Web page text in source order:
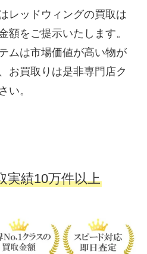
レッドウィングの買取は
額をご提示いたします。
ムは市場価値が高い物が
お買取りは是非専門店ク
い。
実績10万件以上